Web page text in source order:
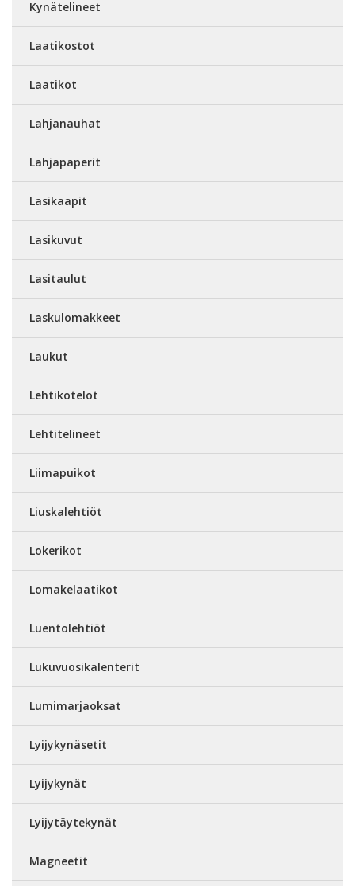
Kynätelineet
Laatikostot
Laatikot
Lahjanauhat
Lahjapaperit
Lasikaapit
Lasikuvut
Lasitaulut
Laskulomakkeet
Laukut
Lehtikotelot
Lehtitelineet
Liimapuikot
Liuskalehtiöt
Lokerikot
Lomakelaatikot
Luentolehtiöt
Lukuvuosikalenterit
Lumimarjaoksat
Lyijykynäsetit
Lyijykynät
Lyijytäytekynät
Magneetit